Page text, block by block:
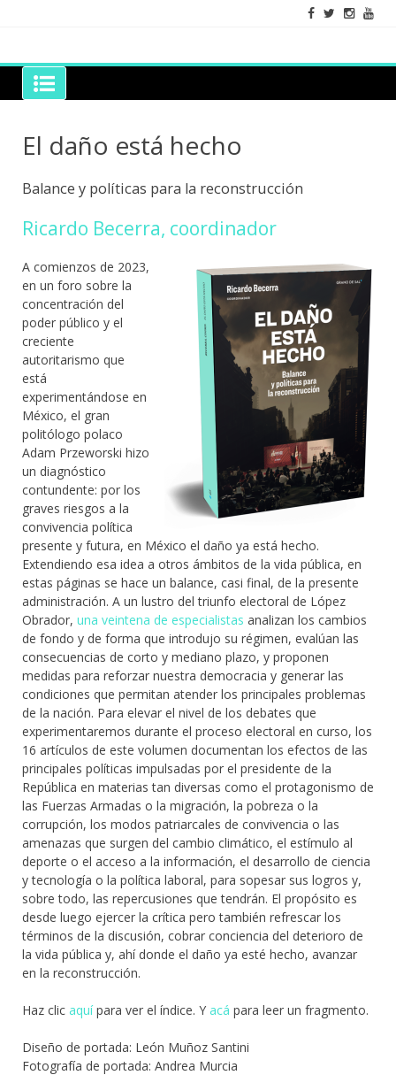
Grano de Sal
Libros para mantener viva la duda razonable
El daño está hecho
Balance y políticas para la reconstrucción
Ricardo Becerra, coordinador
A comienzos de 2023,
en un foro sobre la
concentración del
poder público y el
creciente
autoritarismo que
está
experimentándose en
México, el gran
politólogo polaco
Adam Przeworski hizo
un diagnóstico
contundente: por los
graves riesgos a la
convivencia política
presente y futura, en México el daño ya está hecho.
Extendiendo esa idea a otros ámbitos de la vida pública, en
estas páginas se hace un balance, casi final, de la presente
administración. A un lustro del triunfo electoral de López
Obrador, una veintena de especialistas analizan los cambios
de fondo y de forma que introdujo su régimen, evalúan las
consecuencias de corto y mediano plazo, y proponen
medidas para reforzar nuestra democracia y generar las
condiciones que permitan atender los principales problemas
de la nación. Para elevar el nivel de los debates que
experimentaremos durante el proceso electoral en curso, los
16 artículos de este volumen documentan los efectos de las
principales políticas impulsadas por el presidente de la
República en materias tan diversas como el protagonismo de
las Fuerzas Armadas o la migración, la pobreza o la
corrupción, los modos patriarcales de convivencia o las
amenazas que surgen del cambio climático, el estímulo al
deporte o el acceso a la información, el desarrollo de ciencia
y tecnología o la política laboral, para sopesar sus logros y,
sobre todo, las repercusiones que tendrán. El propósito es
desde luego ejercer la crítica pero también refrescar los
términos de la discusión, cobrar conciencia del deterioro de
la vida pública y, ahí donde el daño ya esté hecho, avanzar
en la reconstrucción.
Haz clic aquípara ver el índice. Y acá para leer un fragmento.
Diseño de portada: León Muñoz Santini
Fotografía de portada: Andrea Murcia